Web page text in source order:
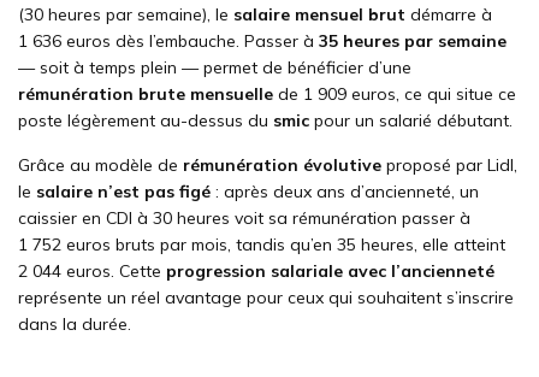
(30 heures par semaine), le salaire mensuel brut démarre à
1 636 euros dès l’embauche. Passer à 35 heures par semaine
— soit à temps plein — permet de bénéficier d’une
rémunération brute mensuelle de 1 909 euros, ce qui situe ce
poste légèrement au-dessus du smic pour un salarié débutant.
Grâce au modèle de rémunération évolutive proposé par Lidl,
le salaire n’est pas figé : après deux ans d’ancienneté, un
caissier en CDI à 30 heures voit sa rémunération passer à
1 752 euros bruts par mois, tandis qu’en 35 heures, elle atteint
2 044 euros. Cette progression salariale avec l’ancienneté
représente un réel avantage pour ceux qui souhaitent s’inscrire
dans la durée.